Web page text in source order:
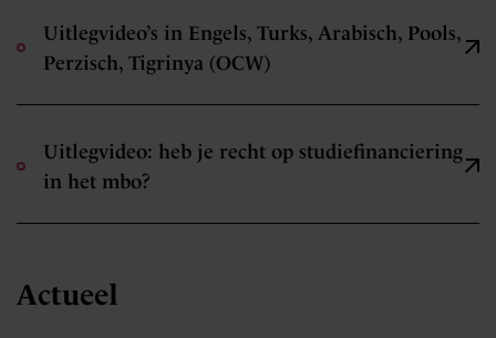
Uitlegvideo’s in Engels, Turks, Arabisch, Pools,
Perzisch, Tigrinya (OCW)
Uitlegvideo: heb je recht op studiefinanciering
in het mbo?
Actueel